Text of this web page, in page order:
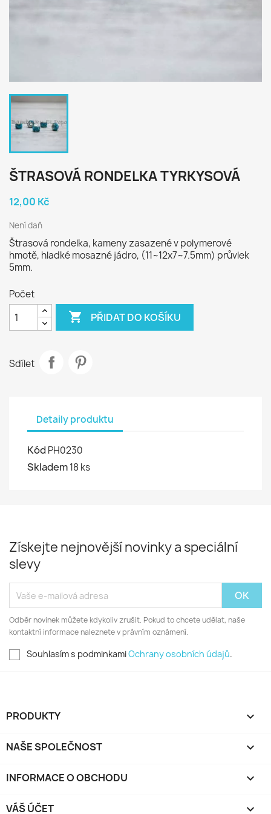
ŠTRASOVÁ RONDELKA TYRKYSOVÁ
12,00 Kč
Není daň
Štrasová rondelka, kameny zasazené v polymerové
hmotě, hladké mosazné jádro, (11~12x7~7.5mm) průvlek
5mm.
Počet
 PŘIDAT DO KOŠÍKU
Sdílet
Detaily produktu
Kód PH0230
Skladem18 ks
Získejte nejnovější novinky a speciální
slevy
Odběr novinek můžete kdykoliv zrušit. Pokud to chcete udělat, naše
kontaktní informace naleznete v právním oznámení.
Souhlasím s podminkamiOchrany osobních údajů.
PRODUKTY 
NAŠE SPOLEČNOST 
INFORMACE O OBCHODU keyboard_arrow_down
VÁŠ ÚČET 